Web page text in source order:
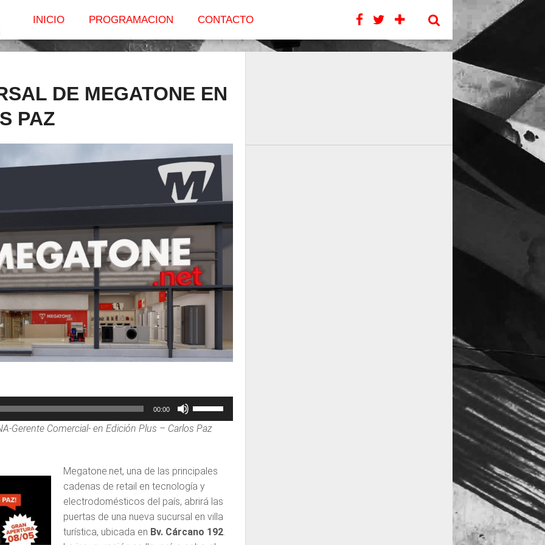
INICIO PROGRAMACION CONTACTO
DE MEGATONE EN
PAZ
00:00
las
teclas
arriba/abajo
para
Gerente Comercial- en Edición Plus – Carlos Paz
Megatone.net, una de las principales
cadenas de retail en tecnología y
electrodomésticos del país, abrirá las
puertas de una nueva sucursal en villa
turística, ubicada en Bv. Cárcano 192.